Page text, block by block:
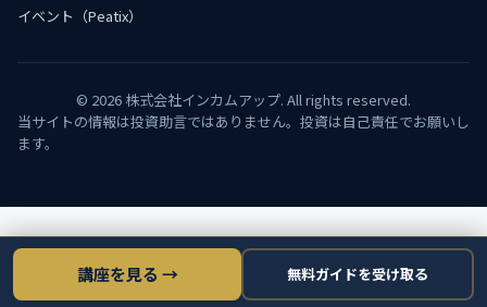
講座を見る → 無料ガイドを受け取る
イベント（Peatix）
© 2026 株式会社インカムアップ. All rights reserved.
当サイトの情報は投資助言ではありません。投資は自己責任でお願いし
ます。